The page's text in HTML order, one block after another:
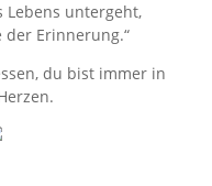
Lebens untergeht,
Erinnerung.“
du bist immer in